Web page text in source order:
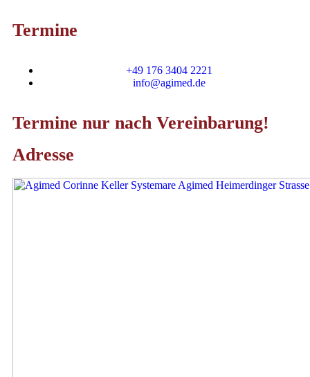
Termine
+49 176 3404 2221
info@agimed.de
Termine nur nach Vereinbarung!
Adresse